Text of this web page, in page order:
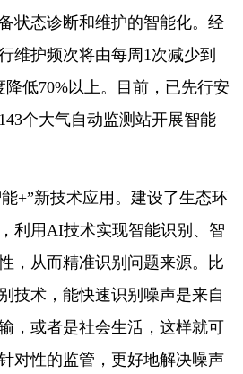
状态诊断和维护的智能化。经
维护频次将由每周1次减少到
低70%以上。目前，已先行安
个大气自动监测站开展智能
+”新技术应用。建设了生态环
利用AI技术实现智能识别、智
，从而精准识别问题来源。比
技术，能快速识别噪声是来自
，或者是社会生活，这样就可
对性的监管，更好地解决噪声